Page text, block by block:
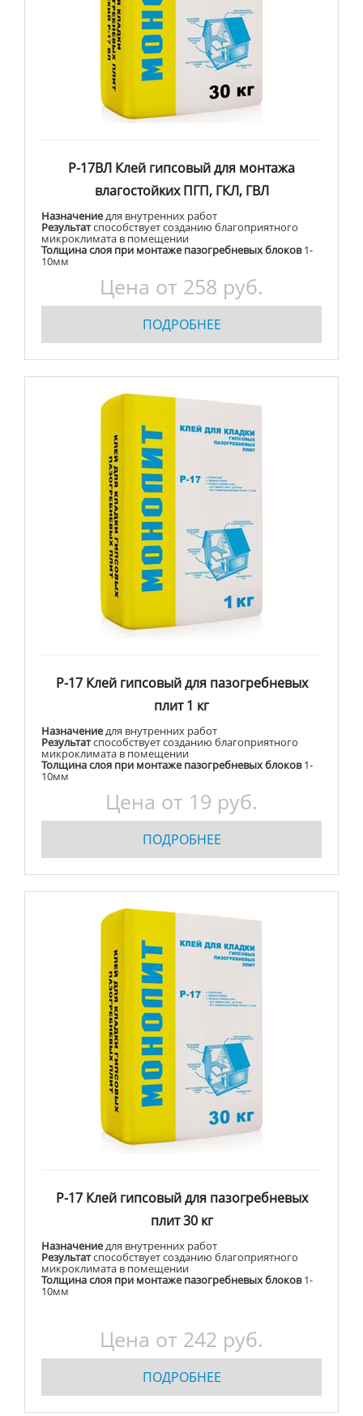
Р-17ВЛ Клей гипсовый для монтажа
влагостойких ПГП, ГКЛ, ГВЛ
Назначениедля внутренних работ
Результатспособствует созданию благоприятного
микроклимата в помещении
Толщина слоя при монтаже пазогребневых блоков1-
10мм
Цена от 258 руб.
ПОДРОБНЕЕ
Р-17 Клей гипсовый для пазогребневых
плит 1 кг
Назначениедля внутренних работ
Результатспособствует созданию благоприятного
микроклимата в помещении
Толщина слоя при монтаже пазогребневых блоков1-
10мм
Цена от 19 руб.
ПОДРОБНЕЕ
Р-17 Клей гипсовый для пазогребневых
плит 30 кг
Назначениедля внутренних работ
Результатспособствует созданию благоприятного
микроклимата в помещении
Толщина слоя при монтаже пазогребневых блоков1-
10мм
Цена от 242 руб.
ПОДРОБНЕЕ